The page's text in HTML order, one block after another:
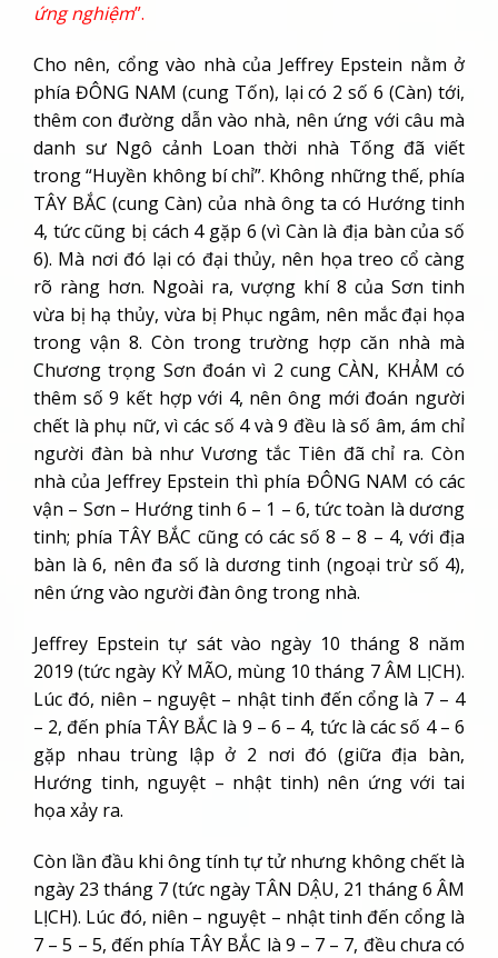
ứng nghiệm”.
Cho nên, cổng vào nhà của Jeffrey Epstein nằm ở
phía ĐÔNG NAM (cung Tốn), lại có 2 số 6 (Càn) tới,
thêm con đường dẫn vào nhà, nên ứng với câu mà
danh sư Ngô cảnh Loan thời nhà Tống đã viết
trong “Huyền không bí chỉ”. Không những thế, phía
TÂY BẮC (cung Càn) của nhà ông ta có Hướng tinh
4, tức cũng bị cách 4 gặp 6 (vì Càn là địa bàn của số
6). Mà nơi đó lại có đại thủy, nên họa treo cổ càng
rõ ràng hơn. Ngoài ra, vượng khí 8 của Sơn tinh
vừa bị hạ thủy, vừa bị Phục ngâm, nên mắc đại họa
trong vận 8. Còn trong trường hợp căn nhà mà
Chương trọng Sơn đoán vì 2 cung CÀN, KHẢM có
thêm số 9 kết hợp với 4, nên ông mới đoán người
chết là phụ nữ, vì các số 4 và 9 đều là số âm, ám chỉ
người đàn bà như Vương tắc Tiên đã chỉ ra. Còn
nhà của Jeffrey Epstein thì phía ĐÔNG NAM có các
vận – Sơn – Hướng tinh 6 – 1 – 6, tức toàn là dương
tinh; phía TÂY BẮC cũng có các số 8 – 8 – 4, với địa
bàn là 6, nên đa số là dương tinh (ngoại trừ số 4),
nên ứng vào người đàn ông trong nhà.
Jeffrey Epstein tự sát vào ngày 10 tháng 8 năm
2019 (tức ngày KỶ MÃO, mùng 10 tháng 7 ÂM LỊCH).
Lúc đó, niên – nguyệt – nhật tinh đến cổng là 7 – 4
– 2, đến phía TÂY BẮC là 9 – 6 – 4, tức là các số 4 – 6
gặp nhau trùng lập ở 2 nơi đó (giữa địa bàn,
Hướng tinh, nguyệt – nhật tinh) nên ứng với tai
họa xảy ra.
Còn lần đầu khi ông tính tự tử nhưng không chết là
ngày 23 tháng 7 (tức ngày TÂN DẬU, 21 tháng 6 ÂM
LỊCH). Lúc đó, niên – nguyệt – nhật tinh đến cổng là
7 – 5 – 5, đến phía TÂY BẮC là 9 – 7 – 7, đều chưa có